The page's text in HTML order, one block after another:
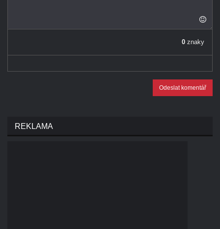
0 znaky
Odeslat komentář
REKLAMA